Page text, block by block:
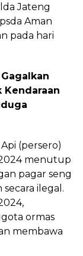
Jateng
Aman
pada hari
Kendaraan
(persero)
menutup
pagar seng
ilegal.
ormas
membawa